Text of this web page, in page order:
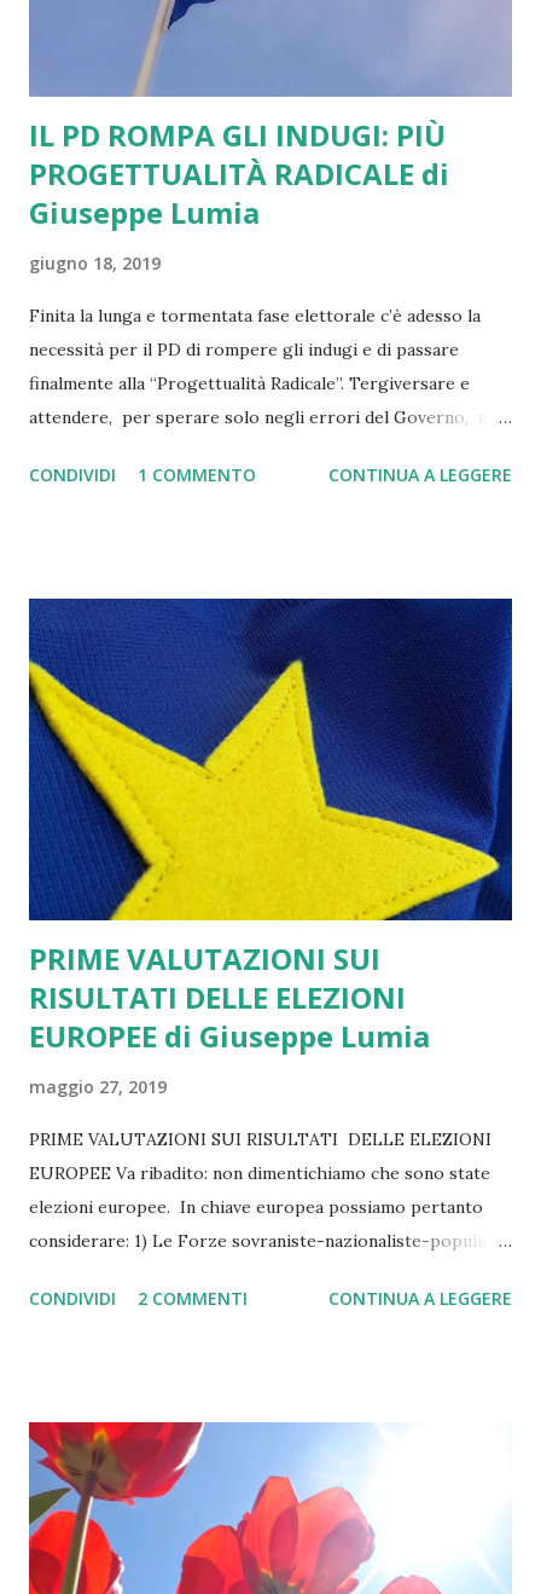
IL PD ROMPA GLI INDUGI: PIÙ
PROGETTUALITÀ RADICALE di
Giuseppe Lumia
giugno 18, 2019
Finita la lunga e tormentata fase elettorale c’è adesso la
necessità per il PD di rompere gli indugi e di passare
finalmente alla “Progettualità Radicale”. Tergiversare e
attendere, per sperare solo negli errori del Governo, mi
profonde a cui bisogna comunque sottoporsi. Alcune prime
in gioco con una proposta di nomine sicuramente di alto
profilo ma legate alla “progettualità radicale” di avviare la
Fase Costituente degli Stati Uniti d’Europa. Sul secondo
chiedendo, da un punto di vista progressista, una
rivisitazione del “Fiscal Compact”. Non illudiamoci: il
problema esiste se vogliamo rompere gli indugi e puntare
realmente alla crescita del 3 per cento del PIL che ci
consentirebbe di creare lavoro produttivo e sviluppo
sostenibile abba...
CONDIVIDI 1 COMMENTO CONTINUA A LEGGERE
PRIME VALUTAZIONI SUI
RISULTATI DELLE ELEZIONI
EUROPEE di Giuseppe Lumia
maggio 27, 2019
PRIME VALUTAZIONI SUI RISULTATI DELLE ELEZIONI
EUROPEE Va ribadito: non dimentichiamo che sono state
elezioni europee. In chiave europea possiamo pertanto
considerare: 1) Le Forze sovraniste-nazionaliste-populiste
in altri Paesi, in Ungheria e Polonia ma non sfondano anzi
del ceto medio e dell’attuale assetto critico e ibrido
dell’Unione Europea è facile prevedere che riprenderanno
a crescere... 2) Le Forze Politiche variamente Europeiste
tengono ( tra i parlamentari europei 179 i Popolari, 150 i
Socialisti e Democratici, 107 i Liberali, 70 i Verdi) anche se
CONDIVIDI 2 COMMENTI CONTINUA A LEGGERE